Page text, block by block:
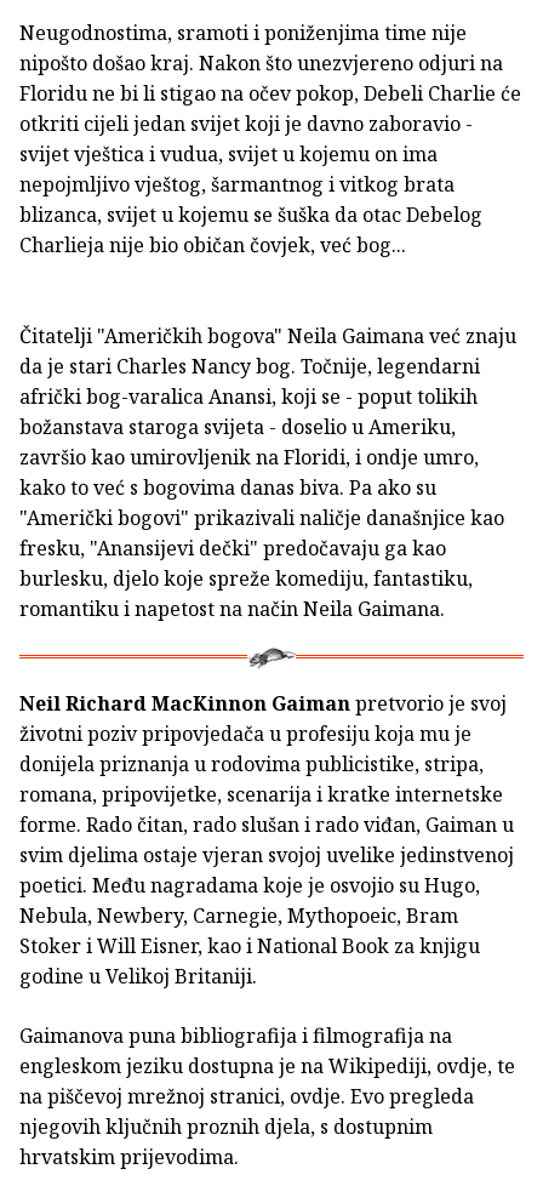
Neugodnostima, sramoti i poniženjima time nije
nipošto došao kraj. Nakon što unezvjereno odjuri na
Floridu ne bi li stigao na očev pokop, Debeli Charlie će
otkriti cijeli jedan svijet koji je davno zaboravio -
svijet vještica i vudua, svijet u kojemu on ima
nepojmljivo vještog, šarmantnog i vitkog brata
blizanca, svijet u kojemu se šuška da otac Debelog
Charlieja nije bio običan čovjek, već bog...
Čitatelji "Američkih bogova" Neila Gaimana već znaju
da je stari Charles Nancy bog. Točnije, legendarni
afrički bog-varalica Anansi, koji se - poput tolikih
božanstava staroga svijeta - doselio u Ameriku,
završio kao umirovljenik na Floridi, i ondje umro,
kako to već s bogovima danas biva. Pa ako su
"Američki bogovi" prikazivali naličje današnjice kao
fresku, "Anansijevi dečki" predočavaju ga kao
burlesku, djelo koje spreže komediju, fantastiku,
romantiku i napetost na način Neila Gaimana.
Neil Richard MacKinnon Gaimanpretvorio je svoj
životni poziv pripovjedača u profesiju koja mu je
donijela priznanja u rodovima publicistike, stripa,
romana, pripovijetke, scenarija i kratke internetske
forme. Rado čitan, rado slušan i rado viđan, Gaiman u
svim djelima ostaje vjeran svojoj uvelike jedinstvenoj
poetici. Među nagradama koje je osvojio su Hugo,
Nebula, Newbery, Carnegie, Mythopoeic, Bram
Stoker i Will Eisner, kao i National Book za knjigu
godine u Velikoj Britaniji.
Gaimanova puna bibliografija i filmografija na
engleskom jeziku dostupna je na Wikipediji, ovdje, te
na piščevoj mrežnoj stranici, ovdje. Evo pregleda
njegovih ključnih proznih djela, s dostupnim
hrvatskim prijevodima.